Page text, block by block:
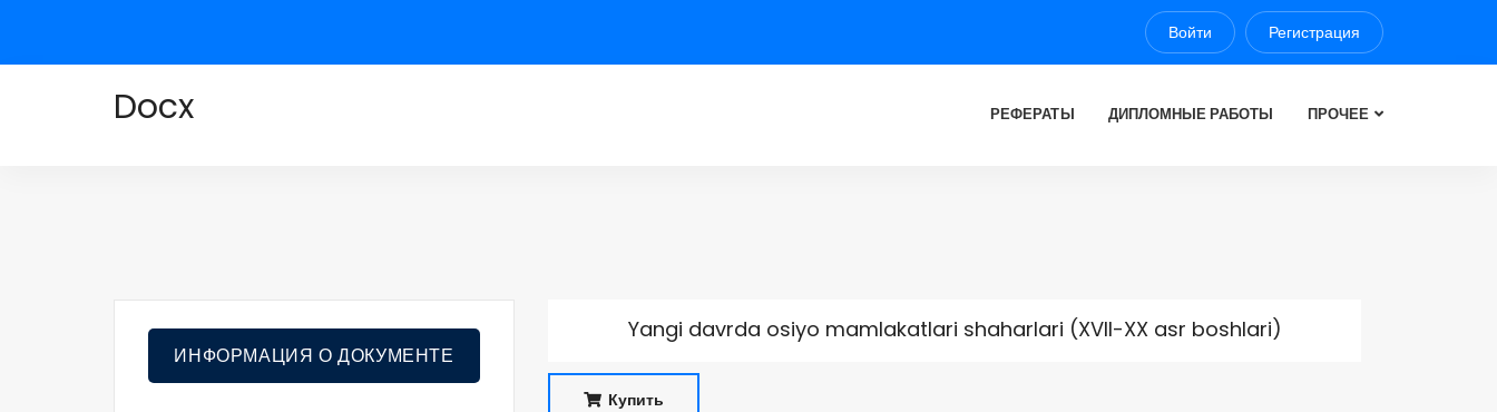
Войти Регистрация
Docx РЕФЕРАТЫ ДИПЛОМНЫЕ РАБОТЫ ПРОЧЕЕ
ИНФОРМАЦИЯ О ДОКУМЕНТЕ
Yangi davrda osiyo mamlakatlari shaharlari (XVII-XX asr boshlari)
Купить